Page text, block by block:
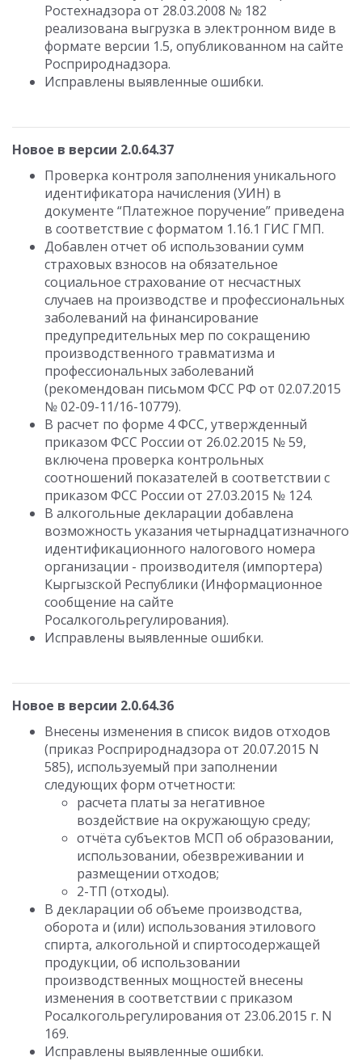
Ростехнадзора от 28.03.2008 № 182
реализована выгрузка в электронном виде в
формате версии 1.5, опубликованном на сайте
Росприроднадзора.
Исправлены выявленные ошибки.
Новое в версии 2.0.64.37
Проверка контроля заполнения уникального
идентификатора начисления (УИН) в
документе “Платежное поручение” приведена
в соответствие с форматом 1.16.1 ГИС ГМП.
Добавлен отчет об использовании сумм
страховых взносов на обязательное
социальное страхование от несчастных
случаев на производстве и профессиональных
заболеваний на финансирование
предупредительных мер по сокращению
производственного травматизма и
профессиональных заболеваний
(рекомендован письмом ФСС РФ от 02.07.2015
№ 02-09-11/16-10779).
В расчет по форме 4 ФСС, утвержденный
приказом ФСС России от 26.02.2015 № 59,
включена проверка контрольных
соотношений показателей в соответствии с
приказом ФСС России от 27.03.2015 № 124.
В алкогольные декларации добавлена
возможность указания четырнадцатизначного
идентификационного налогового номера
организации - производителя (импортера)
Кыргызской Республики (Информационное
сообщение на сайте
Росалкогольрегулирования).
Исправлены выявленные ошибки.
Новое в версии 2.0.64.36
Внесены изменения в список видов отходов
(приказ Росприроднадзора от 20.07.2015 N
585), используемый при заполнении
следующих форм отчетности:
расчета платы за негативное
воздействие на окружающую среду;
отчёта субъектов МСП об образовании,
использовании, обезвреживании и
размещении отходов;
2-ТП (отходы).
В декларации об объеме производства,
оборота и (или) использования этилового
спирта, алкогольной и спиртосодержащей
продукции, об использовании
производственных мощностей внесены
изменения в соответствии с приказом
Росалкогольрегулирования от 23.06.2015 г. N
169.
Исправлены выявленные ошибки.